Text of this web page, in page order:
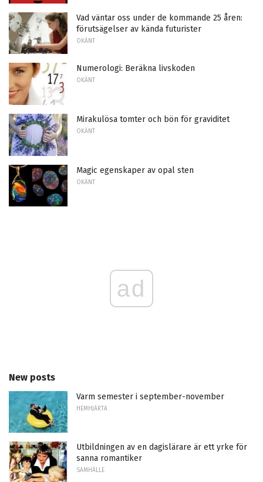
Vad väntar oss under de kommande 25 åren:
förutsägelser av kända futurister
OKÄNT
Numerologi: Beräkna livskoden
OKÄNT
Mirakulösa tomter och bön för graviditet
OKÄNT
Magic egenskaper av opal sten
OKÄNT
ad
New posts
Varm semester i september-november
HEMHJÄRTA
Utbildningen av en dagislärare är ett yrke för
sanna romantiker
SAMHÄLLE